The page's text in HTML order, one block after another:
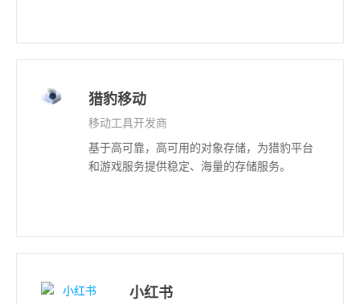
猎豹移动
移动工具开发商
基于高可靠，高可用的对象存储，为猎豹平台
和游戏服务提供稳定、海量的存储服务。
小红书